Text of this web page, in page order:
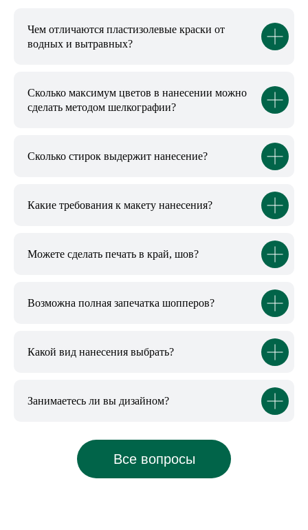
Чем отличаются пластизолевые краски от
водных и вытравных?
Сколько максимум цветов в нанесении можно
сделать методом шелкографии?
Cколько стирок выдержит нанесение?
Какие требования к макету нанесения?
Можете сделать печать в край, шов?
Возможна полная запечатка шопперов?
Какой вид нанесения выбрать?
Занимаетесь ли вы дизайном?
ПО БУДНЯМ С 09:00 ДО 18:00
+7 (831) 437-89-00